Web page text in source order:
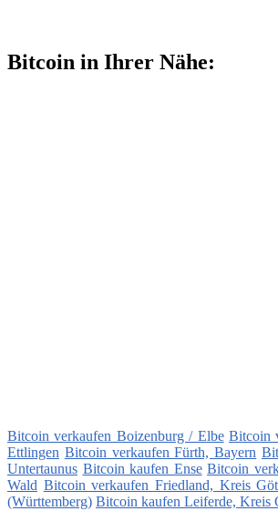
Bitcoin in Ihrer Nähe:
Bitcoin verkaufen Boizenburg / Elbe Bitcoin
Ettlingen Bitcoin verkaufen Fürth, Bayern
Untertaunus Bitcoin kaufen Ense Bitcoin
Wald Bitcoin verkaufen Friedland, Kreis
(Württemberg) Bitcoin kaufen Leiferde, Kreis